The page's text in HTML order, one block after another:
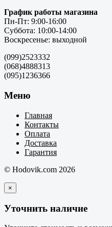
График работы магазина
Пн-Пт: 9:00-16:00
Суббота: 10:00-14:00
Воскресенье: выходной
(099)2523332
(068)4888313
(095)1236366
Меню
Главная
Контакты
Оплата
Доставка
Гарантия
© Hodovik.com 2026
×
Уточнить наличие